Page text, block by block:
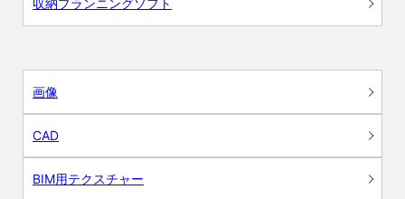
収納プランニングソフト
画像
CAD
BIM用テクスチャー